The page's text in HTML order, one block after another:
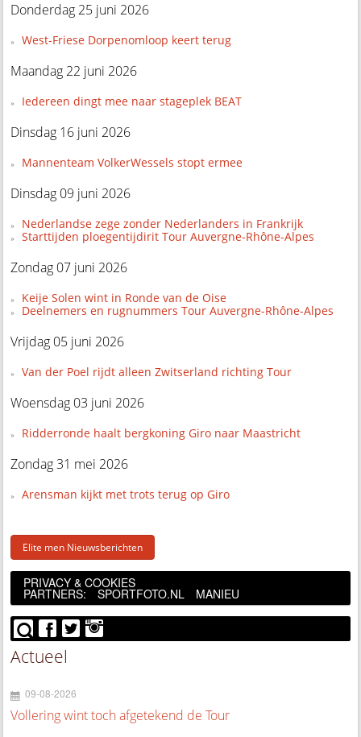
Donderdag 25 juni 2026
West-Friese Dorpenomloop keert terug
Maandag 22 juni 2026
Iedereen dingt mee naar stageplek BEAT
Dinsdag 16 juni 2026
Mannenteam VolkerWessels stopt ermee
Dinsdag 09 juni 2026
Nederlandse zege zonder Nederlanders in Frankrijk
Starttijden ploegentijdirit Tour Auvergne-Rhône-Alpes
Zondag 07 juni 2026
Keije Solen wint in Ronde van de Oise
Deelnemers en rugnummers Tour Auvergne-Rhône-Alpes
Vrijdag 05 juni 2026
Van der Poel rijdt alleen Zwitserland richting Tour
Woensdag 03 juni 2026
Ridderronde haalt bergkoning Giro naar Maastricht
Zondag 31 mei 2026
Arensman kijkt met trots terug op Giro
Elite men Nieuwsberichten
PRIVACY & COOKIES
PARTNERS: SPORTFOTO.NL MANIEU
Actueel
09-08-2026
Vollering wint toch afgetekend de Tour